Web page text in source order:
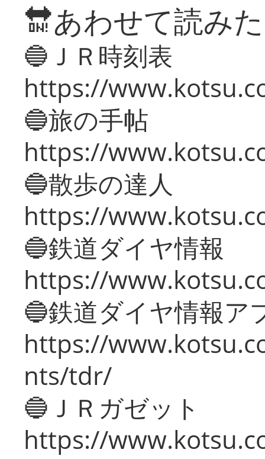
🔛あわせて読み
🔵ＪＲ時刻表
https://
🔵旅の手帖
https://
🔵散歩の達人
https://
🔵鉄道ダイヤ情報
https://
🔵鉄道ダイヤ情報ア
https://
nts/tdr/
🔵ＪＲガゼット
https://